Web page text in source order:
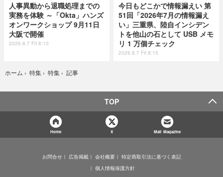
人事異動から退職処理までの
実務を体験 ～「Okta」ハンズ
オンワークショップ 9月11日
大阪で開催
2026.8.7 Fri 8:10
今日もどこかで情報漏えい 第
51回「2026年7月の情報漏え
い」三重県、陸自インシデン
トを他山の石として USB メモ
リ 1 万個チェック
2026.8.7 Fri 8:15
ホーム › 特集 › 特集 › 記事
TOP
Home X Mail Magazine
お問合せ 広告掲載 会社概要
特定商取引法に基づく表記
個人情報保護方針